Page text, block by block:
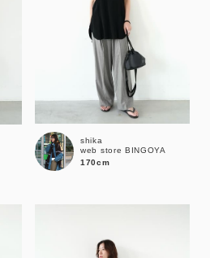
shika
web store BINGOYA
170cm